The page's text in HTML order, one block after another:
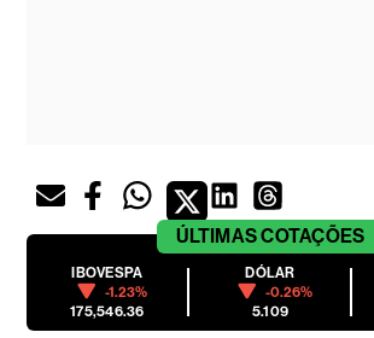
ÚLTIMASCOTAÇÕES
IBOVESPA
-1.23%
175,546.36
DÓLAR
-0.26%
5.109